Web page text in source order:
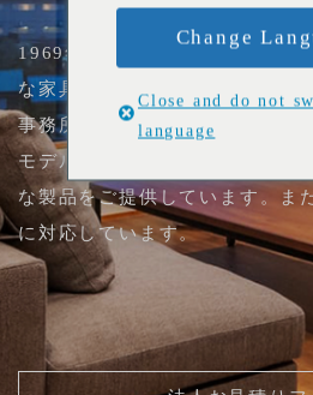
の
選
び
方
注
文
方
採用情
報
CUSTOM-MADE LINE
ソファの選び方
注文方法
素材
革
布
構造
小物・メンテナンス用品
心石工芸について
業務内容
パートナー企業
採用情報
サポート
張替え・修理
メンテナンス方法
プロ向けサービス
取扱店
取扱店舗
直営店
来店予約
事例
事例
メンテナンス事例
特注ソファ
サンプル
ニュース
1969年の創業以来、ソファ専門
な家具づくりを続けてきた
事務所様向けの法人卸サービス
モデルをはじめ、張地・サイズ
な製品をご提供しています。ま
に対応しています。
Change
Close and do not
language